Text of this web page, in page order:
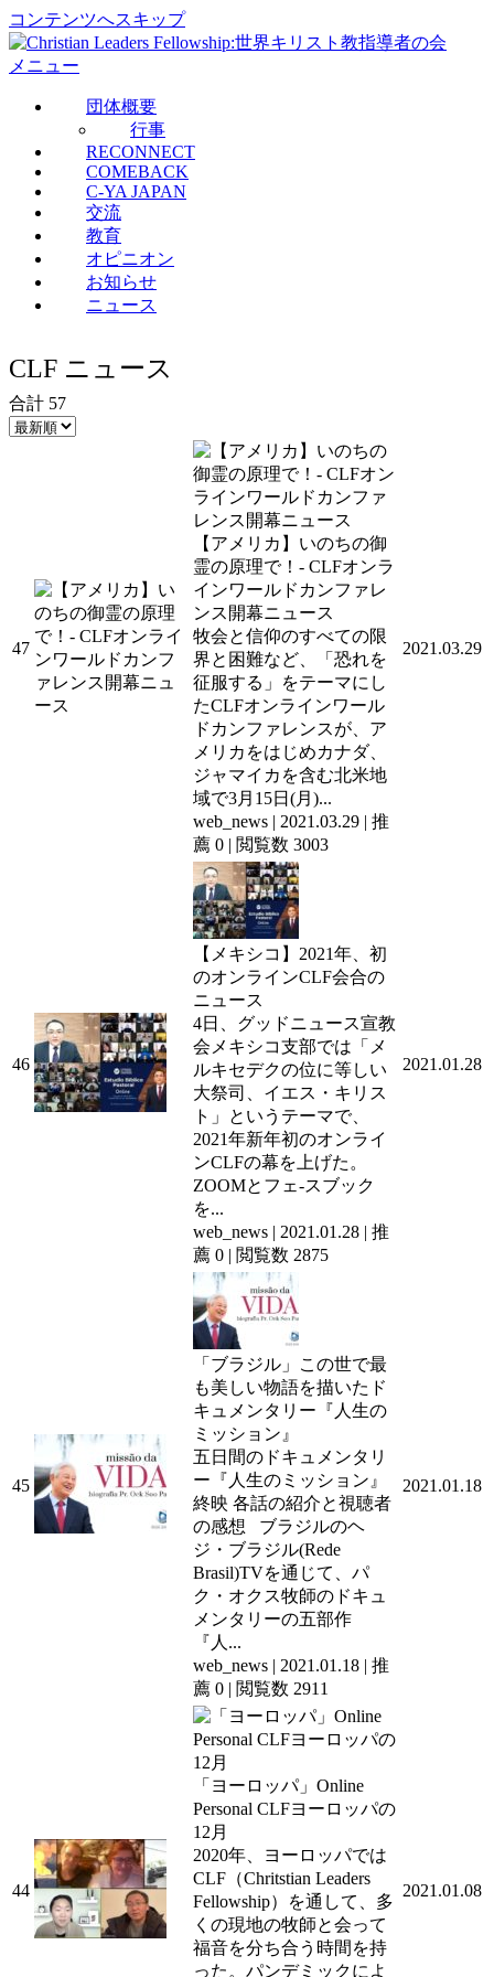
コンテンツへスキップ
メニュー
団体概要
行事
RECONNECT
COMEBACK
C-YA JAPAN
交流
教育
オピニオン
お知らせ
ニュース
CLF ニュース
合計 57
47
【アメリカ】いのちの御
霊の原理で！- CLFオンラ
インワールドカンファレ
ンス開幕ニュース
牧会と信仰のすべての限
界と困難など、「恐れを
征服する」をテーマにし
たCLFオンラインワール
ドカンファレンスが、ア
メリカをはじめカナダ、
ジャマイカを含む北米地
域で3月15日(月)...
web_news | 2021.03.29 | 推
薦 0 | 閲覧数 3003
2021.03.29
46
【メキシコ】2021年、初
のオンラインCLF会合の
ニュース
4日、グッドニュース宣教
会メキシコ支部では「メ
ルキセデクの位に等しい
大祭司、イエス・キリス
ト」というテーマで、
2021年新年初のオンライ
ンCLFの幕を上げた。
ZOOMとフェ-スブック
を...
web_news | 2021.01.28 | 推
薦 0 | 閲覧数 2875
2021.01.28
45
「ブラジル」この世で最
も美しい物語を描いたド
キュメンタリー『人生の
ミッション』
五日間のドキュメンタリ
ー『人生のミッション』
終映 各話の紹介と視聴者
の感想 ブラジルのヘ
ジ・ブラジル(Rede
Brasil)TVを通じて、パ
ク・オクス牧師のドキュ
メンタリーの五部作
『人...
web_news | 2021.01.18 | 推
薦 0 | 閲覧数 2911
2021.01.18
44
「ヨーロッパ」Online
Personal CLFヨーロッパの
12月
2020年、ヨーロッパでは
CLF（Chritstian Leaders
Fellowship）を通して、多
くの現地の牧師と会って
福音を分ち合う時間を持
った。パンデミックによ
2021.01.08